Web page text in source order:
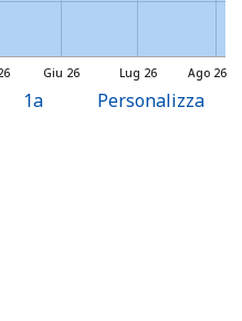
Lug 26
Giu 26 Ago 26
1a Personalizza